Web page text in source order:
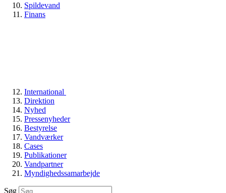
Spildevand
Finans
International
Direktion
Nyhed
Pressenyheder
Bestyrelse
Vandværker
Cases
Publikationer
Vandpartner
Myndighedssamarbejde
Søg